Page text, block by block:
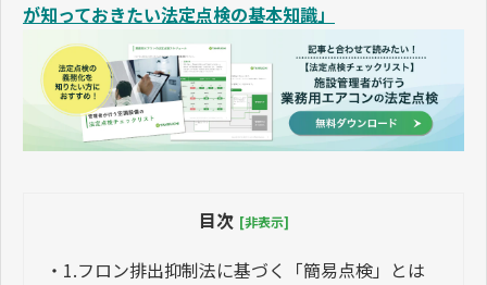
が知っておきたい法定点検の基本知識」
目次 [非表示]
・ 1.フロン排出抑制法に基づく「簡易点検」とは